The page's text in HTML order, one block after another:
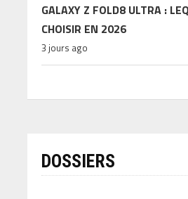
GALAXY Z FOLD8 ULTRA :
CHOISIR EN 2026
3 jours ago
DOSSIERS